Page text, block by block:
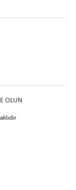
OLUN